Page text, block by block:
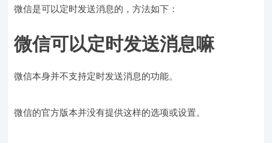
微信是可以定时发送消息的，方法如下：
微信可以定时发送消息嘛
微信本身并不支持定时发送消息的功能。
微信的官方版本并没有提供这样的选项或设置。